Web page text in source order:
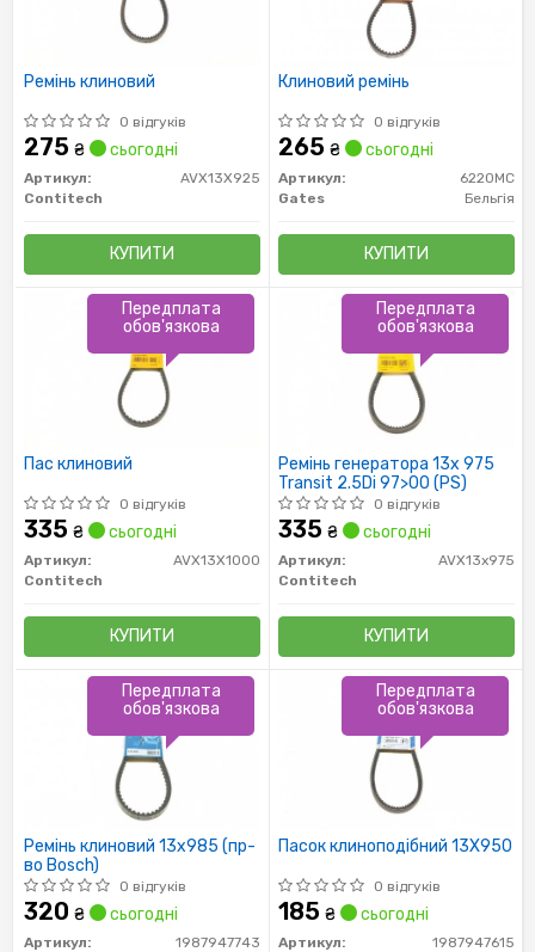
Ремінь клиновий
0 відгуків
275 ₴ сьогодні
Артикул:
AVX13X925
Contitech
КУПИТИ
Клиновий ремінь
0 відгуків
265 ₴ сьогодні
Артикул:
6220MC
Gates
Бельгія
КУПИТИ
Пас клиновий
0 відгуків
335 ₴ сьогодні
Артикул:
AVX13X1000
Contitech
КУПИТИ
Передплата
обов'язкова
Ремінь генератора 13x 975
Transit 2.5Di 97>00 (PS)
0 відгуків
335 ₴ сьогодні
Артикул:
AVX13x975
Contitech
КУПИТИ
Передплата
обов'язкова
Ремінь клиновий 13x985 (пр-
во Bosch)
0 відгуків
320 ₴ сьогодні
Артикул:
1987947743
Передплата
обов'язкова
Пасок клиноподібний 13X950
0 відгуків
185 ₴ сьогодні
Артикул:
1987947615
Передплата
обов'язкова